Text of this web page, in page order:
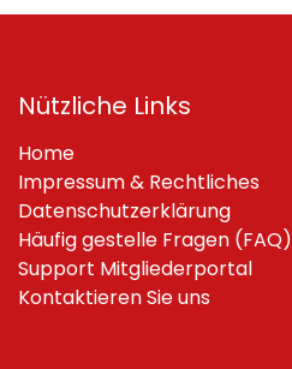
Nützliche Links
Home
Impressum & Rechtliches
Datenschutzerklärung
Häufig gestelle Fragen (FAQ)
Support Mitgliederportal
Kontaktieren Sie uns